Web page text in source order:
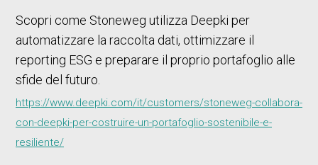
Scopri come Stoneweg utilizza Deepki per
automatizzare la raccolta dati, ottimizzare il
reporting ESG e preparare il proprio portafoglio alle
sfide del futuro.
https://www.deepki.com/it/customers/stoneweg-collabora-
con-deepki-per-costruire-un-portafoglio-sostenibile-e-
resiliente/